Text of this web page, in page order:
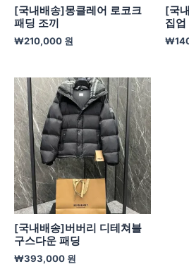
[국내배송]몽클레어 로코크
패딩 조끼
₩210,000 원
[국
집
₩
[국내배송]버버리 디테쳐블
구스다운 패딩
₩393,000 원